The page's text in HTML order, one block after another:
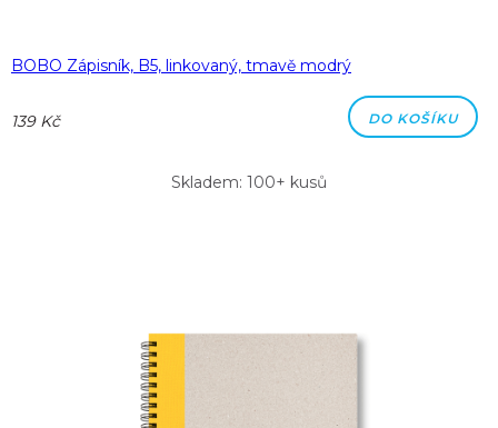
BOBO Zápisník, B5, linkovaný, tmavě modrý
139 Kč DO KOŠÍKU
Skladem: 100+ kusů